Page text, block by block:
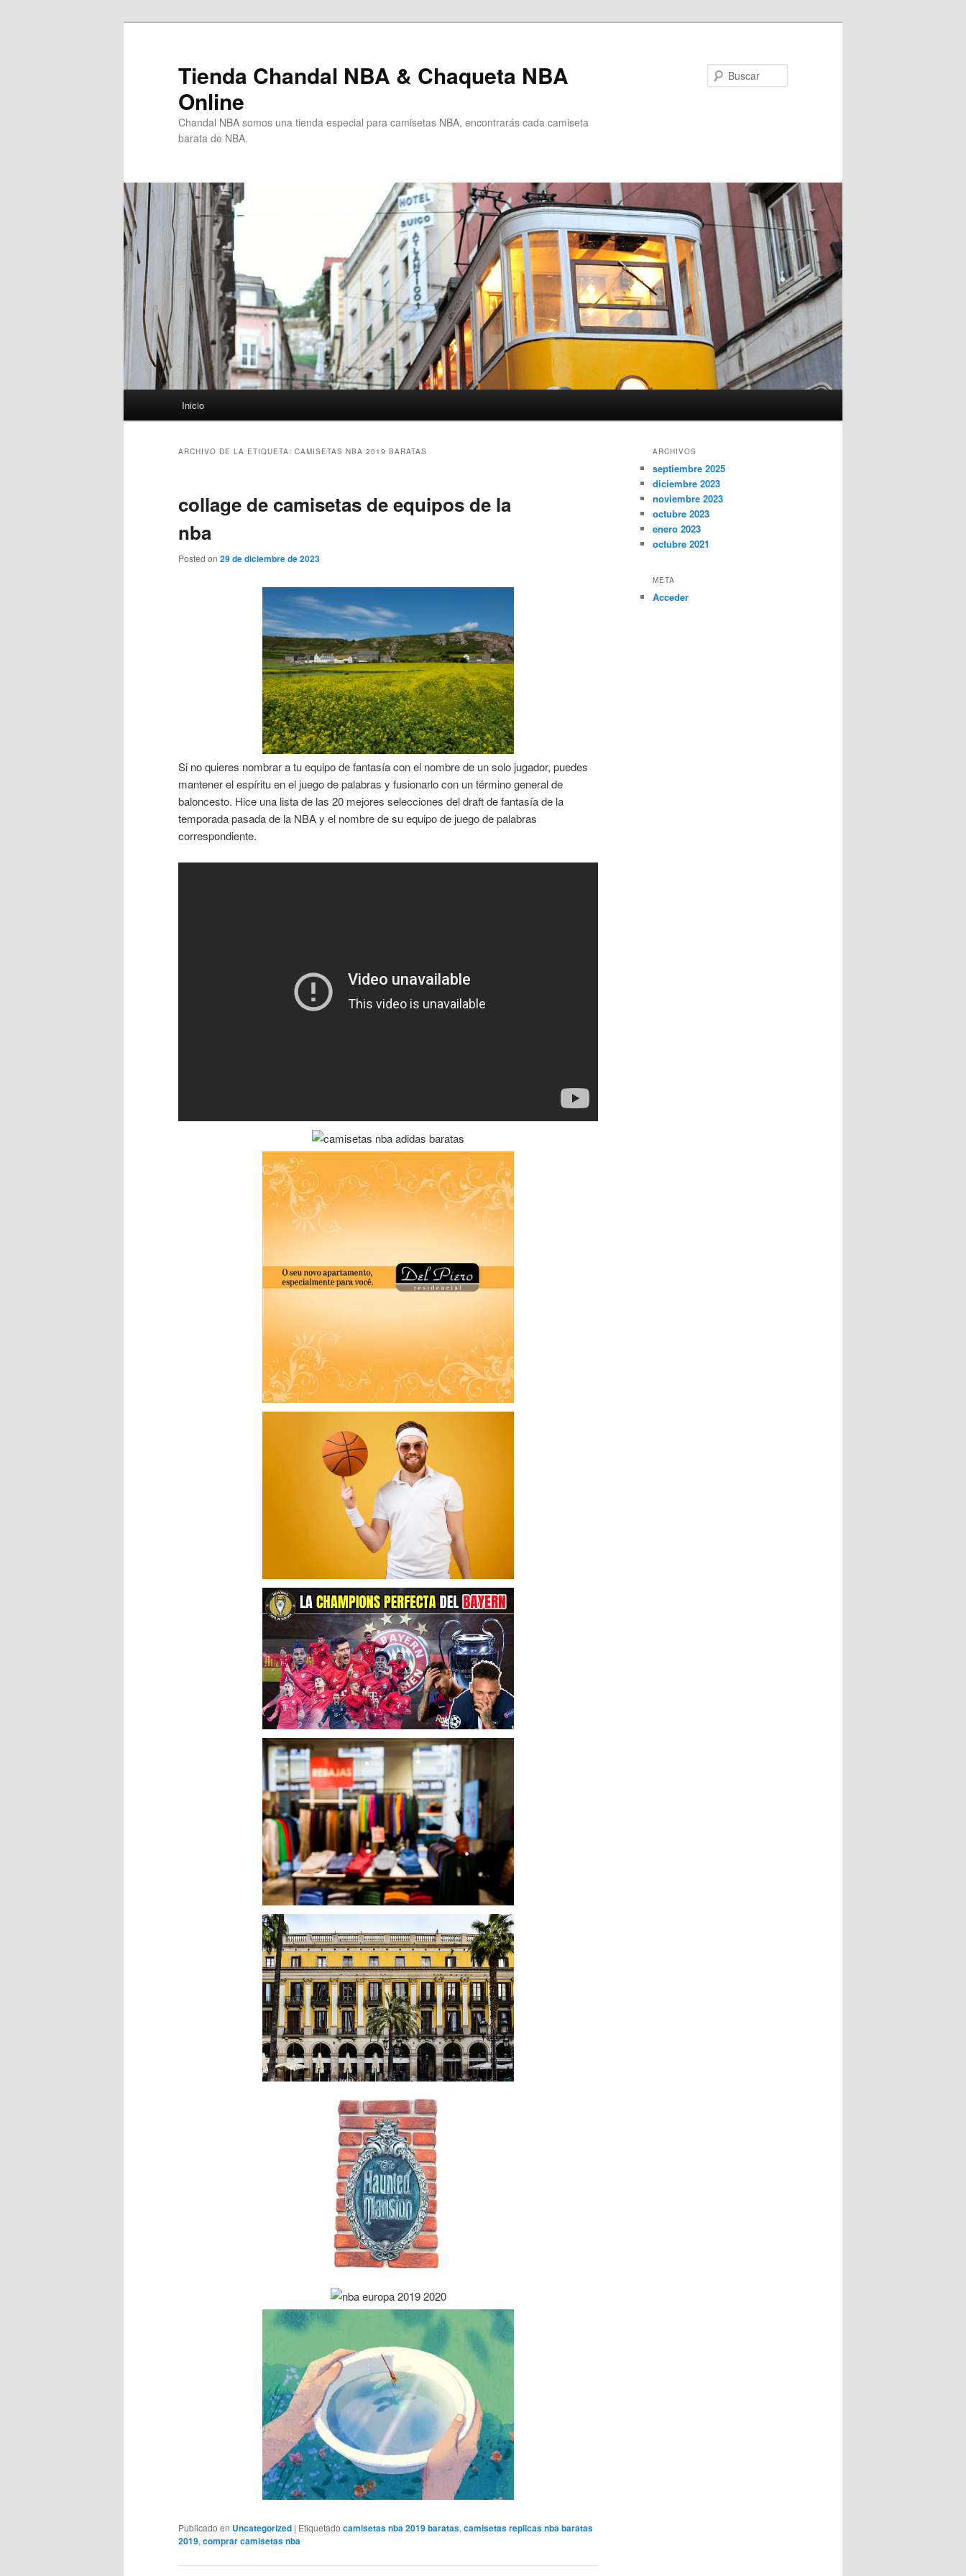
Tienda Chandal NBA & Chaqueta NBA
Online
Chandal NBA somos una tienda especial para camisetas NBA, encontrarás cada camiseta
barata de NBA.
Inicio
ARCHIVO DE LA ETIQUETA: CAMISETAS NBA 2019 BARATAS
collage de camisetas de equipos de la
nba
Posted on 29 de diciembre de 2023
Si no quieres nombrar a tu equipo de fantasía con el nombre de un solo jugador, puedes
mantener el espíritu en el juego de palabras y fusionarlo con un término general de
baloncesto. Hice una lista de las 20 mejores selecciones del draft de fantasía de la
temporada pasada de la NBA y el nombre de su equipo de juego de palabras
correspondiente.
Publicado en Uncategorized | Etiquetado camisetas nba 2019 baratas, camisetas replicas nba baratas
2019, comprar camisetas nba
ARCHIVOS
septiembre 2025
diciembre 2023
noviembre 2023
octubre 2023
enero 2023
octubre 2021
META
Acceder